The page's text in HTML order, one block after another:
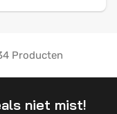
Producten
niet mist!